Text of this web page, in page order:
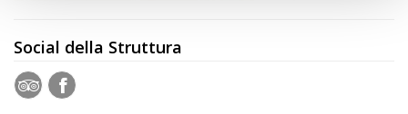
Social della Struttura